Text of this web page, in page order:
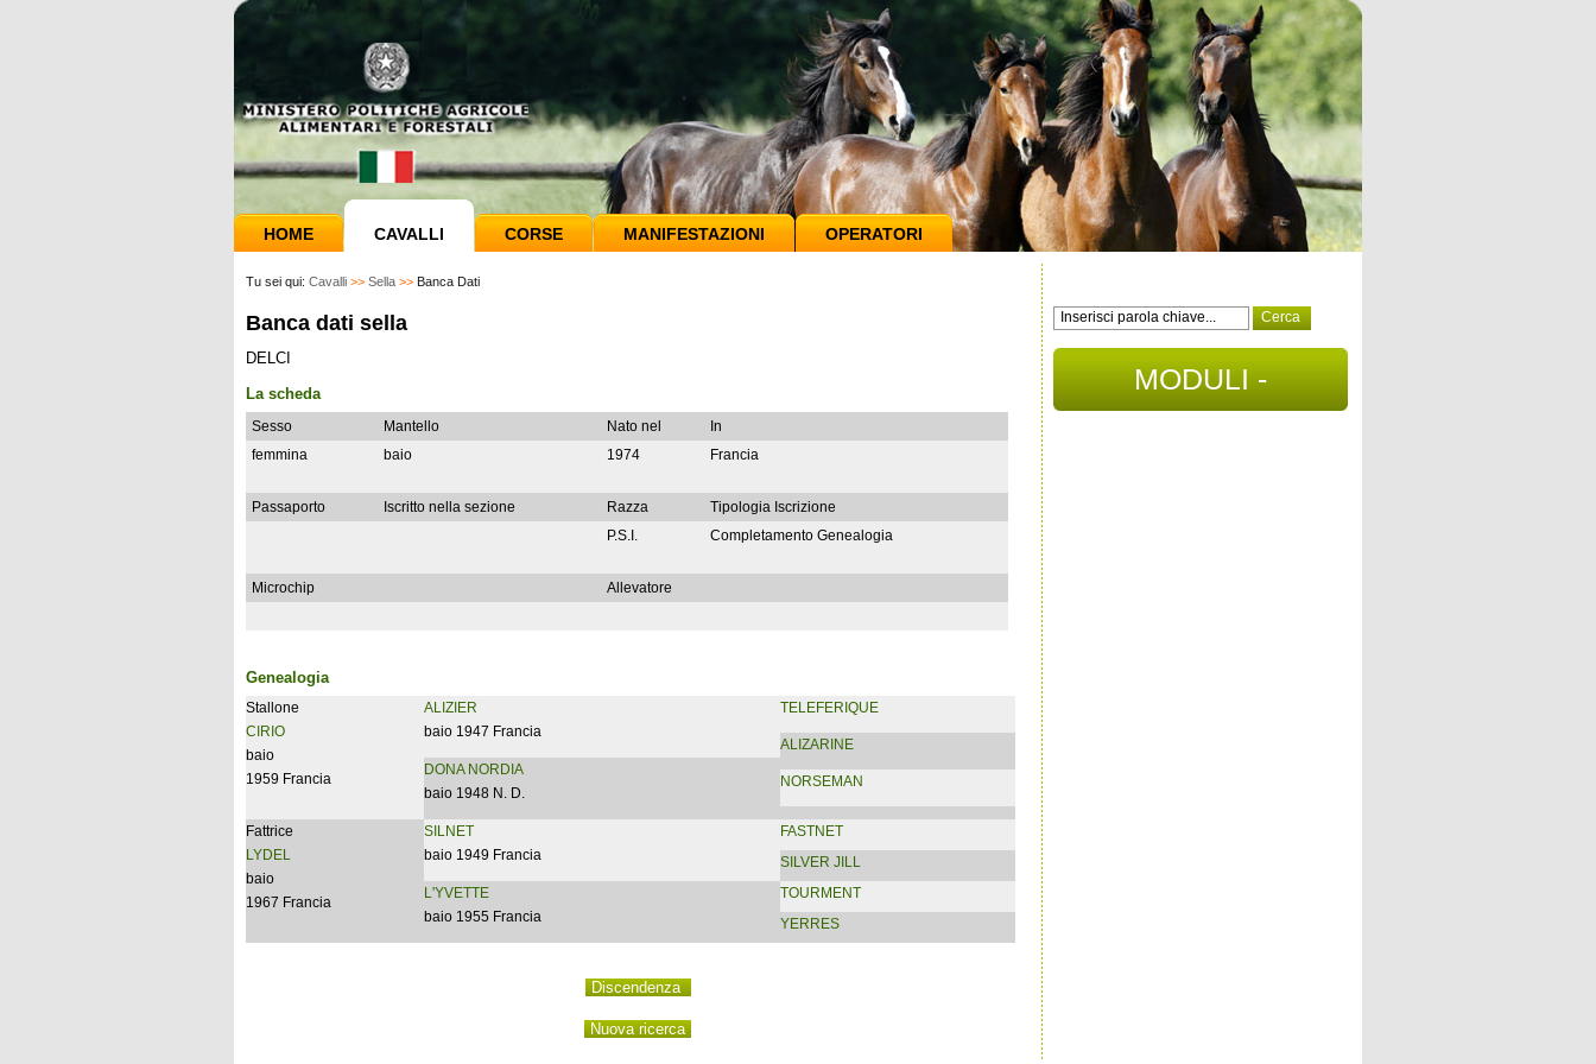
HOME CAVALLI CORSE MANIFESTAZIONI OPERATORI
Tu sei qui: Cavalli >> Sella >> Banca Dati
Banca dati sella
DELCI
La scheda
Sesso Mantello Nato nel
In
femmina
baio 1974 Francia
Passaporto Iscritto nella sezione Razza
Tipologia Iscrizione
P.S.I.
Completamento Genealogia
Microchip Allevatore
Genealogia
Stallone
CIRIO
baio
1959 Francia
ALIZIER
baio 1947 Francia
DONA NORDIA
baio 1948 N. D.
TELEFERIQUE
ALIZARINE
NORSEMAN
Fattrice
LYDEL
baio
1967 Francia
SILNET
baio 1949 Francia
L'YVETTE
baio 1955 Francia
FASTNET
SILVER JILL
TOURMENT
YERRES
MODULI -